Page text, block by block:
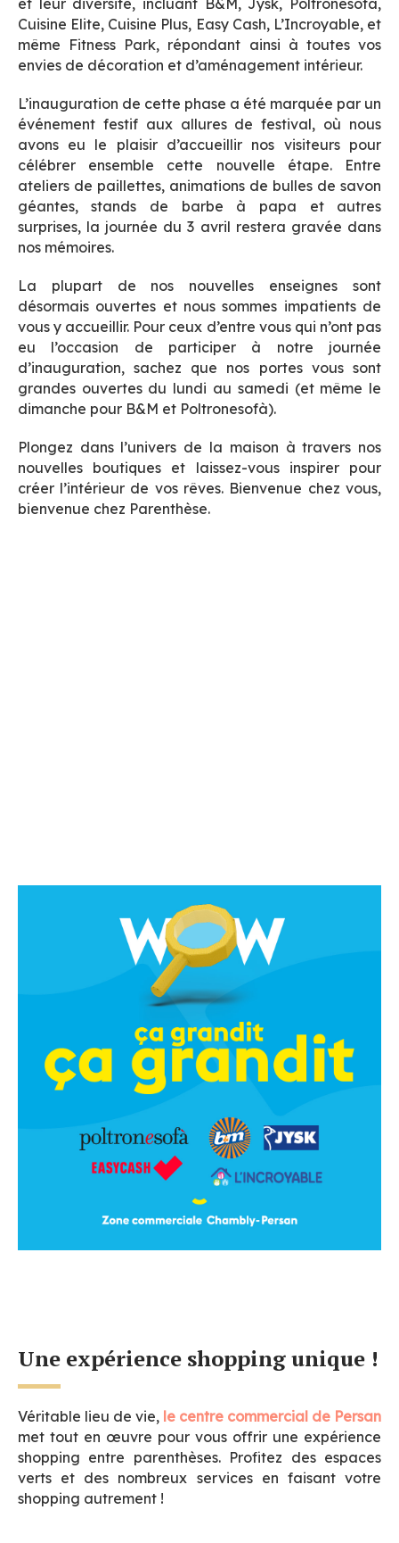
et leur diversité, incluant B&M, Jysk, Poltronesofa,
Cuisine Elite, Cuisine Plus, Easy Cash, L’Incroyable, et
même Fitness Park, répondant ainsi à toutes vos
envies de décoration et d’aménagement intérieur.
L’inauguration de cette phase a été marquée par un
événement festif aux allures de festival, où nous
avons eu le plaisir d’accueillir nos visiteurs pour
célébrer ensemble cette nouvelle étape. Entre
ateliers de paillettes, animations de bulles de savon
géantes, stands de barbe à papa et autres
surprises, la journée du 3 avril restera gravée dans
nos mémoires.
La plupart de nos nouvelles enseignes sont
désormais ouvertes et nous sommes impatients de
vous y accueillir. Pour ceux d’entre vous qui n’ont pas
eu l’occasion de participer à notre journée
d’inauguration, sachez que nos portes vous sont
grandes ouvertes du lundi au samedi (et même le
dimanche pour B&M et Poltronesofà).
Plongez dans l’univers de la maison à travers nos
nouvelles boutiques et laissez-vous inspirer pour
créer l’intérieur de vos rêves. Bienvenue chez vous,
bienvenue chez Parenthèse.
Une expérience shopping unique !
Véritable lieu de vie, le centre commercial de Persan
met tout en œuvre pour vous offrir une expérience
shopping entre parenthèses. Profitez des espaces
verts et des nombreux services en faisant votre
shopping autrement !